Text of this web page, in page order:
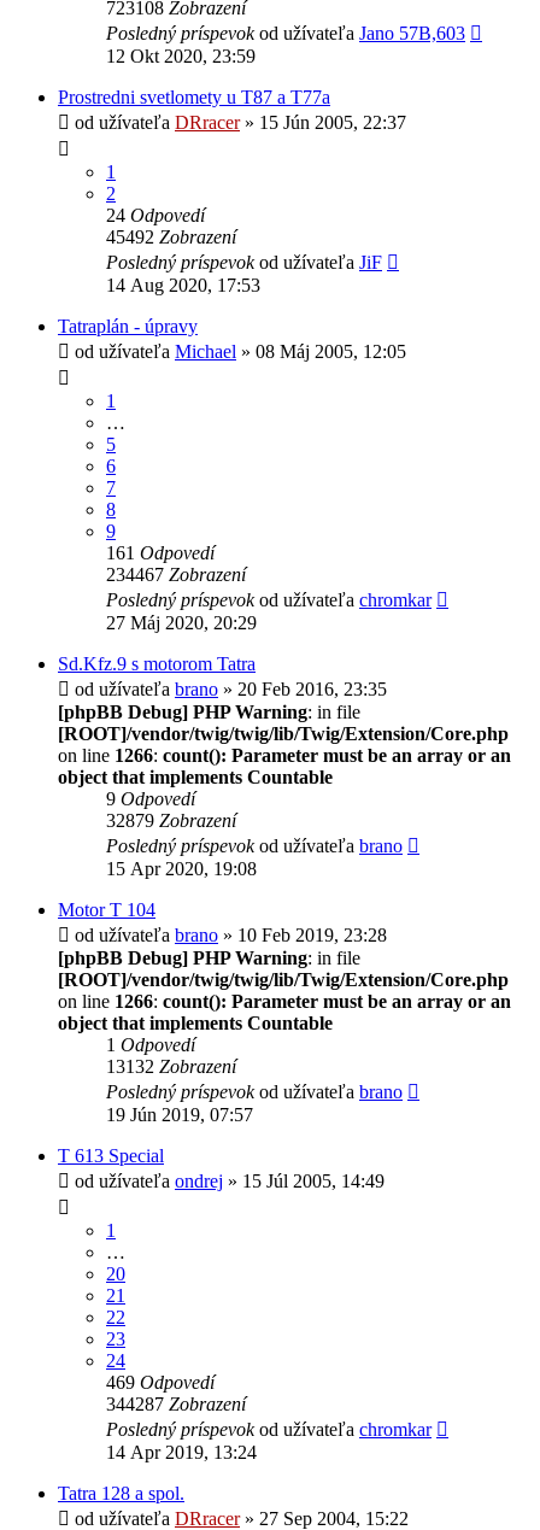
723108 Zobrazení
Posledný príspevokod užívateľa Jano 57B,603
12 Okt 2020, 23:59
Prostredni svetlomety u T87 a T77a
od užívateľa DRracer» 15 Jún 2005, 22:37
1
2
24 Odpovedí
45492 Zobrazení
Posledný príspevokod užívateľa JiF
14 Aug 2020, 17:53
Tatraplán - úpravy
od užívateľa Michael » 08 Máj 2005, 12:05
1
…
5
6
7
8
9
161 Odpovedí
234467 Zobrazení
Posledný príspevokod užívateľa chromkar
27 Máj 2020, 20:29
Sd.Kfz.9 s motorom Tatra
od užívateľa brano » 20 Feb 2016, 23:35
[phpBB Debug] PHP Warning: in file
[ROOT]/vendor/twig/twig/lib/Twig/Extension/Core.php
on line 1266: count(): Parameter must be an array or an
object that implements Countable
9 Odpovedí
32879 Zobrazení
Posledný príspevokod užívateľa brano
15 Apr 2020, 19:08
Motor T 104
od užívateľa brano » 10 Feb 2019, 23:28
[phpBB Debug] PHP Warning: in file
[ROOT]/vendor/twig/twig/lib/Twig/Extension/Core.php
on line 1266: count(): Parameter must be an array or an
object that implements Countable
1 Odpovedí
13132 Zobrazení
Posledný príspevokod užívateľa brano
19 Jún 2019, 07:57
T 613 Special
od užívateľa ondrej » 15 Júl 2005, 14:49
1
…
20
21
22
23
24
469 Odpovedí
344287 Zobrazení
Posledný príspevokod užívateľa chromkar
14 Apr 2019, 13:24
Tatra 128 a spol.
od užívateľa DRracer» 27 Sep 2004, 15:22